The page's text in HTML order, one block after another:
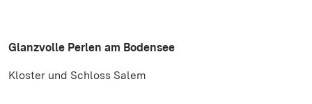
Glanzvolle Perlen am Bodensee
Kloster und Schloss Salem